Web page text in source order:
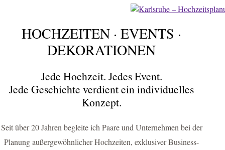
FÜR KARLSRUHE & UMGEBUNG
HOCHZEITEN
DEKORATIONEN
Hochzeitsplanerin Karlsruhe & Eventagentur für einzigartige
HOCHZEIT PLANEN
HOCHZEITEN · EVENTS ·
DEKORATIONEN
Jede Hochzeit. Jedes Event.
Jede Geschichte verdient ein individuelles
Konzept.
Seit über 20 Jahren begleite ich Paare und Unternehmen bei der
Planung außergewöhnlicher Hochzeiten, exklusiver Business-